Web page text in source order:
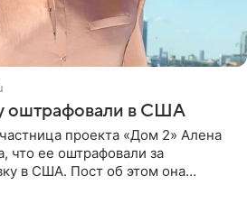
оштрафовали в США
проекта «Дом 2» Алена
что ее оштрафовали за
в США. Пост об этом она